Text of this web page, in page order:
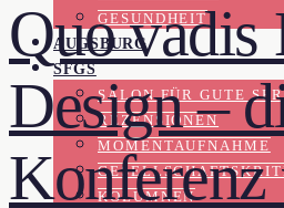
GESUNDHEIT
AUGSBURG
SFGS
SALON FÜR GUTE
REZENSIONEN
MOMENTAUFNAHME
KOLUMNEN
Quo vadis
Design –